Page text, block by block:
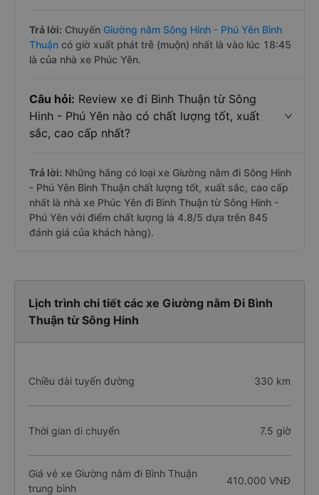
Trả lời: Chuyến Giường nằm Sông Hinh - Phú Yên Bình
Thuận có giờ xuất phát trễ (muộn) nhất là vào lúc 18:45
là của nhà xe Phúc Yên.
Câu hỏi: Review xe đi Bình Thuận từ Sông
Hinh - Phú Yên nào có chất lượng tốt, xuất
sắc, cao cấp nhất?
Trả lời: Những hãng có loại xe Giường nằm đi Sông Hinh
- Phú Yên Bình Thuận chất lượng tốt, xuất sắc, cao cấp
nhất là nhà xe Phúc Yên đi Bình Thuận từ Sông Hinh -
Phú Yên với điểm chất lượng là 4.8/5 dựa trên 845
đánh giá của khách hàng).
Lịch trình chi tiết các xe Giường nằm Đi Bình
Thuận từ Sông Hinh
Chiều dài tuyến đường 330 km
Thời gian di chuyển 7.5 giờ
Giá vé xe Giường nằm đi Bình Thuận
trung bình
410.000 VNĐ